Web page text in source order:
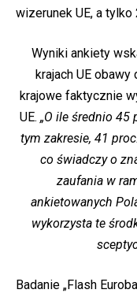
wizerunek UE, a
Wyniki ankiety
krajach UE
krajowe faktycznie
UE. „O ile średnio
tym zakresie, 41
co świadczy o
zaufania w
ankietowanych
wykorzysta te
Badanie „Flash